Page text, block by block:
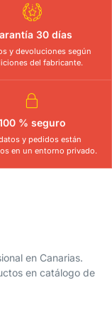
30 días
y devoluciones según
del fabricante.
% seguro
y pedidos están
en un entorno privado.
en Canarias.
en catálogo de